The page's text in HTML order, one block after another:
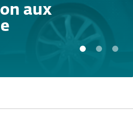
aux